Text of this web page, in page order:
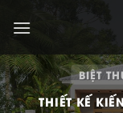
qua
dung
BIỆT
THIẾT KẾ